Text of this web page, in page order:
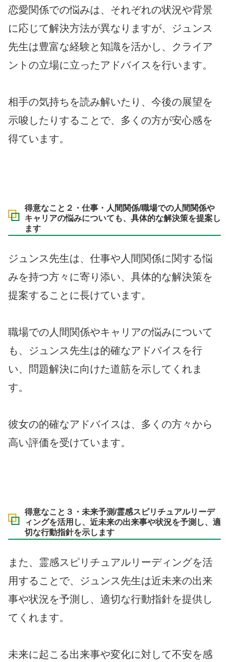
恋愛関係での悩みは、それぞれの状況や背景
に応じて解決方法が異なりますが、ジュンス
先生は豊富な経験と知識を活かし、クライア
ントの立場に立ったアドバイスを行います。
相手の気持ちを読み解いたり、今後の展望を
示唆したりすることで、多くの方が安心感を
得ています。
得意なこと２・仕事・人間関係/職場での人間関係や
キャリアの悩みについても、具体的な解決策を提案し
ます
ジュンス先生は、仕事や人間関係に関する悩
みを持つ方々に寄り添い、具体的な解決策を
提案することに長けています。
職場での人間関係やキャリアの悩みについて
も、ジュンス先生は的確なアドバイスを行
い、問題解決に向けた道筋を示してくれま
す。
彼女の的確なアドバイスは、多くの方々から
高い評価を受けています。
得意なこと３・未来予測/霊感スピリチュアルリーデ
ィングを活用し、近未来の出来事や状況を予測し、適
切な行動指針を示します
また、霊感スピリチュアルリーディングを活
用することで、ジュンス先生は近未来の出来
事や状況を予測し、適切な行動指針を提供し
てくれます。
未来に起こる出来事や変化に対して不安を感